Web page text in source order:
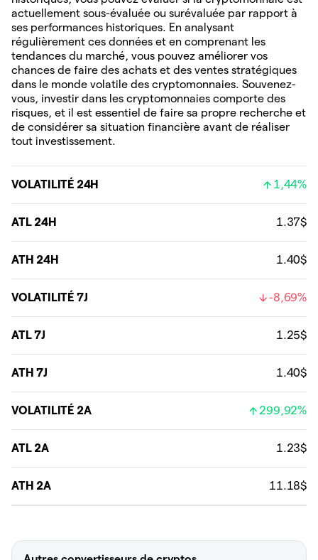
actuellement sous-évaluée ou surévaluée par rapport à
ses performances historiques. En analysant
régulièrement ces données et en comprenant les
tendances du marché, vous pouvez améliorer vos
chances de faire des achats et des ventes stratégiques
dans le monde volatile des cryptomonnaies. Souvenez-
vous, investir dans les cryptomonnaies comporte des
risques, et il est essentiel de faire sa propre recherche et
de considérer sa situation financière avant de réaliser
tout investissement.
VOLATILITÉ 24H 1,44%
ATL 24H 1.37$
ATH 24H 1.40$
VOLATILITÉ 7J -8,69%
ATL 7J 1.25$
ATH 7J 1.40$
VOLATILITÉ 2A 299,92%
ATL 2A 1.23$
ATH 2A 11.18$